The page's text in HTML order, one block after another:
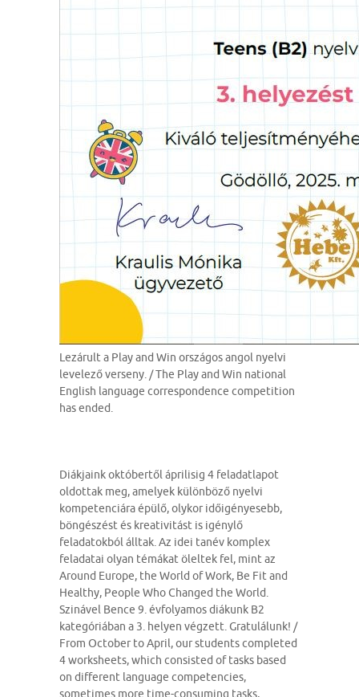
Lezárult a Play and Win országos angol nyelvi
levelező verseny. / The Play and Win national
English language correspondence competition
has ended.
Diákjaink októbertől áprilisig 4 feladatlapot
oldottak meg, amelyek különböző nyelvi
kompetenciára épülő, olykor időigényesebb,
böngészést és kreativitást is igénylő
feladatokból álltak. Az idei tanév komplex
feladatai olyan témákat öleltek fel, mint az
Around Europe, the World of Work, Be Fit and
Healthy, People Who Changed the World.
Szinável Bence 9. évfolyamos diákunk B2
kategóriában a 3. helyen végzett. Gratulálunk! /
From October to April, our students completed
4 worksheets, which consisted of tasks based
on different language competencies,
sometimes more time-consuming tasks,